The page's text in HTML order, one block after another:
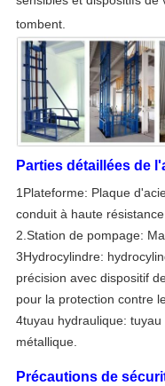
tombent.
Parties détaillées de
1Plateforme: Plaque
conduit à haute résistance.
2. Station de pompage:
3Hydrocylindre:
précision avec dispositif
pour la protection contre
4tuyau hydraulique:
métallique.
Précautions de